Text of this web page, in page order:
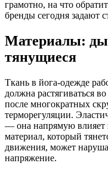
грамотно, на что
бренды сегодня задают
Материалы:
тянущиеся
Ткань в йога-одежде
должна растягиваться
после многократных
терморегуляции.
— она напрямую влияет
материал, который
движения, может
напряжение.